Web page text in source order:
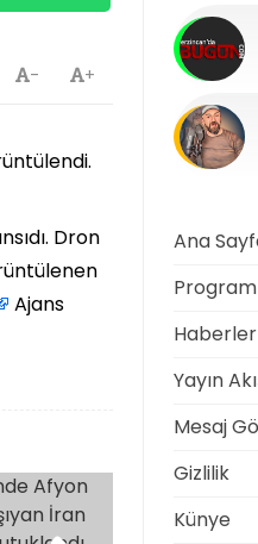
+
-
Dron
Ajans
Ana
Haberler
Yayın
Mesaj
Gizlilik
Künye